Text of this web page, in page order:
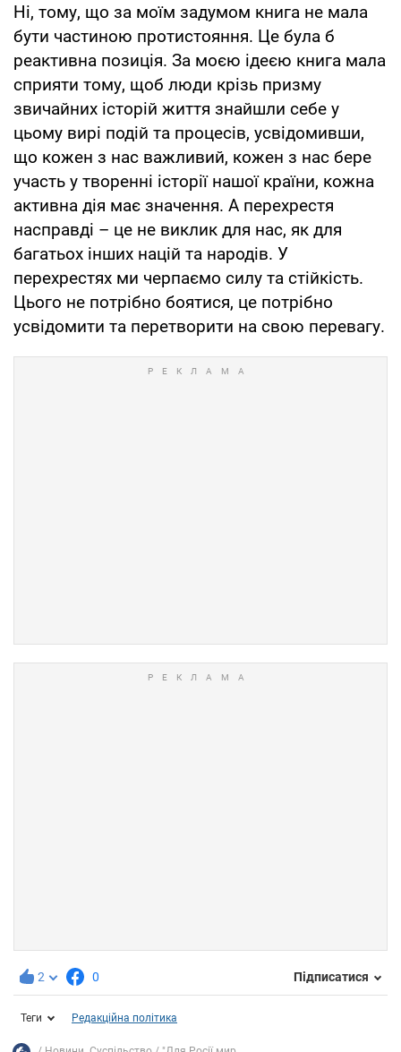
Ні, тому, що за моїм задумом книга не мала
бути частиною протистояння. Це була б
реактивна позиція. За моєю ідеєю книга мала
сприяти тому, щоб люди крізь призму
звичайних історій життя знайшли себе у
цьому вирі подій та процесів, усвідомивши,
що кожен з нас важливий, кожен з нас бере
участь у творенні історії нашої країни, кожна
активна дія має значення. А перехрестя
насправді – це не виклик для нас, як для
багатьох інших націй та народів. У
перехрестях ми черпаємо силу та стійкість.
Цього не потрібно боятися, це потрібно
усвідомити та перетворити на свою перевагу.
2 0 Підписатися
Теги Редакційна політика